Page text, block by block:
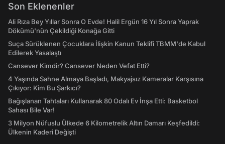
Son Eklenenler
Ali Rıza Bey Yıllar Sonra O Evde! Halil Ergün 16 Yıl Sonra Yaprak
Dökümü'nün Çekildiği Konağa Gitti
Suça Sürüklenen Çocuklara İlişkin Kanun Teklifi TBMM'de Kabul
Edilerek Yasalaştı
Cansever Kimdir? Cansever Neden Vefat Etti?
4 Yaşında Sahne Almaya Başladı, Makyajsız Kameralar Karşısına
Çıkıyor: Kim Bu Şarkıcı?
Bağışlanan Tahtaları Kullanarak 80 Odalı Ev İnşa Etti: Basketbol
Sahası Bile Var!
3 Milyon Nüfuslu Ülkede 6 Kilometrelik Altın Damarı Keşfedildi:
Ülkenin Kaderi Değişti